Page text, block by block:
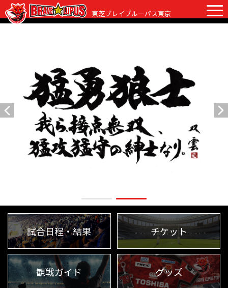
東芝ブレイブルーパス東京
観戦ガイド
初めての観戦
ラグビーって何？
会場紹介
チーム歌
ニュース
試合日程・結果
スタッフ
マスコット
クラブ情報
株式会社 ブレイブルーパス東京概要
株式会社 チームの歴史
地域貢献活動
アカデミー
パートナー
InstagramX Facebook Youtube
試合日程・結果 チケット
観戦ガイド グッズ